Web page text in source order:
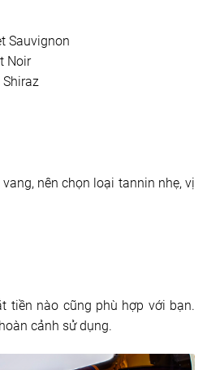
Sauvignon
Noir
nên chọn loại tannin nhẹ, vị
tiền nào cũng phù hợp với bạn.
cảnh sử dụng.